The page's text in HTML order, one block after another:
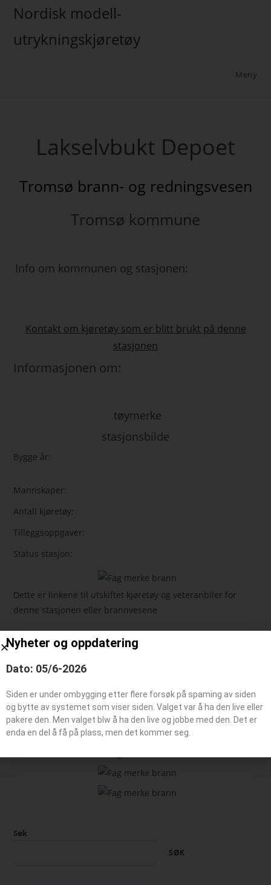
Nordisk modell-
utrykningskjøretøy
Meny
Lakselvbukt Depoet
Tromsø brann- og redningsvesen
Tromsø kommune
Info om kommunen og stasjonen:
Kontakt om kjøretøy som er blitt brukt på denne
stasjonen
Informasjonen om:
tøymerke
stasjonsbilde
Bygge år:
Mannskaper:
Antall kjøretøy:
Tilleggsoppgaver:
Status stasjon:
Dette er linkene til utskiftet kjøretøy og veteranbiler for
denne stasjonen eller brannvesene
Feie-/tilsynsbil, Administrasjonsbil
Påhengsvogn
Beredskaps kjøretøy
Søk
SØK
Nyheter og oppdatering
Dato: 05/6-2026
Siden er under ombygging etter flere forsøk på spaming av siden
og bytte av systemet som viser siden. Valget var å ha den live eller
pakere den. Men valget blw å ha den live og jobbe med den. Det er
enda en del å få på plass, men det kommer seg.